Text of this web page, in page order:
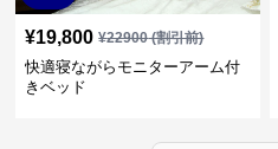
¥19,800 ¥22900(割引前)
快適寝ながらモニターアーム付
きベッド